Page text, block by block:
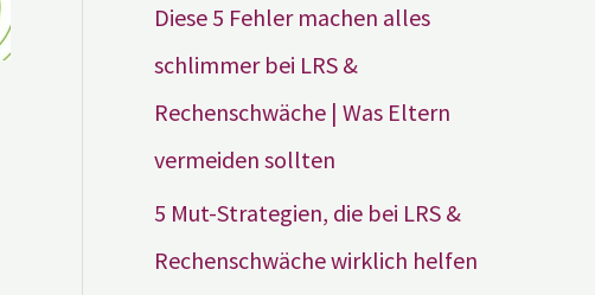
Diese 5 Fehler machen alles
schlimmer bei LRS &
Rechenschwäche | Was Eltern
vermeiden sollten
5 Mut-Strategien, die bei LRS &
Rechenschwäche wirklich helfen